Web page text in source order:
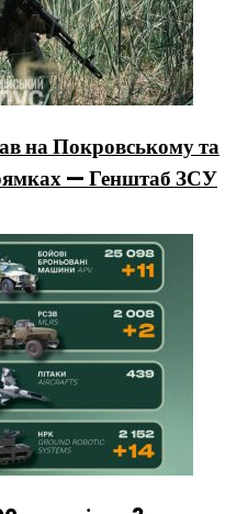
на Покровському та
— Генштаб ЗСУ